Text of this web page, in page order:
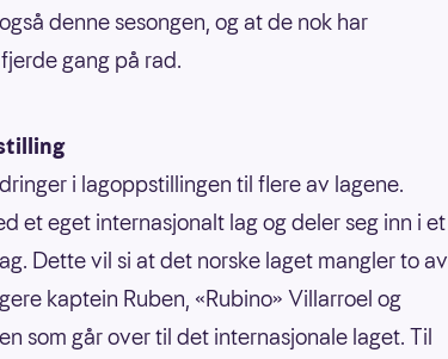
denne sesongen, og at de nok har
gang på rad.
i lagoppstillingen til flere av lagene.
et eget internasjonalt lag og deler seg inn i et
Dette vil si at det norske laget mangler to av
kaptein Ruben, «Rubino» Villarroel og
som går over til det internasjonale laget. Til